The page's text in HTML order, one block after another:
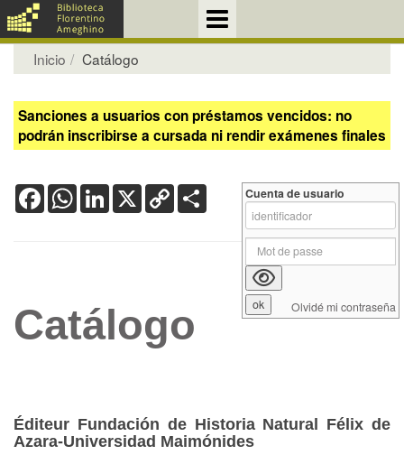
Inicio Catálogo
Sanciones a usuarios con préstamos vencidos: no
podrán inscribirse a cursada ni rendir exámenes finales
FacebookWhatsApp
LinkedIn
X Copy
Link
Catálogo
Éditeur Fundación de Historia Natural Félix de
Azara-Universidad Maimónides
Cuenta de usuario
Olvidé mi contraseña